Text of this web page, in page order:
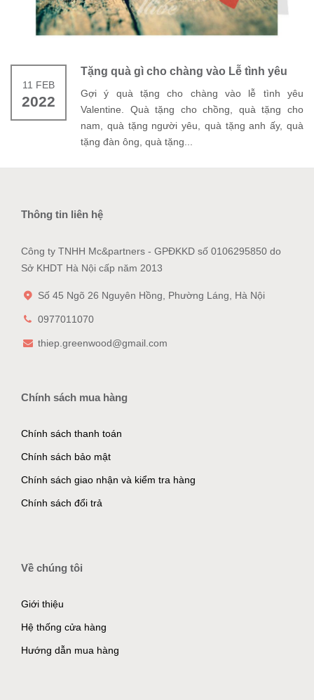
11 FEB
2022
Tặng quà gì cho chàng vào Lễ tình yêu
Gợi ý quà tặng cho chàng vào lễ tình yêu
Valentine. Quà tặng cho chồng, quà tặng cho
nam, quà tặng người yêu, quà tặng anh ấy, quà
tặng đàn ông, quà tặng...
Thông tin liên hệ
Công ty TNHH Mc&partners - GPĐKKD số 0106295850 do
Sở KHDT Hà Nội cấp năm 2013
Số 45 Ngõ 26 Nguyên Hồng, Phường Láng, Hà Nội
0977011070
thiep.greenwood@gmail.com
Chính sách mua hàng
Chính sách thanh toán
Chính sách bảo mật
Chính sách giao nhận và kiểm tra hàng
Chính sách đổi trả
Về chúng tôi
Giới thiệu
Hệ thống cửa hàng
Hướng dẫn mua hàng